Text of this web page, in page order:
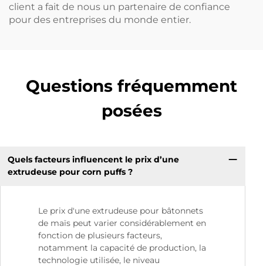
client a fait de nous un partenaire de confiance
pour des entreprises du monde entier.
Questions fréquemment
posées
Quels facteurs influencent le prix d’une
extrudeuse pour corn puffs ?
Le prix d'une extrudeuse pour bâtonnets
de maïs peut varier considérablement en
fonction de plusieurs facteurs,
notamment la capacité de production, la
technologie utilisée, le niveau